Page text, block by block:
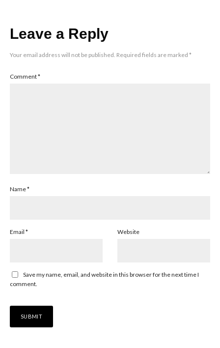
Leave a Reply
Your email address will not be published. Required fields are marked *
Comment*
Name*
Email * Website
Save my name, email, and website in this browser for the next time I
comment.